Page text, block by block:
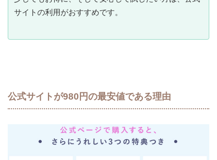
サイトの利用がおすすめです。
公式サイトが980円の最安値である理由